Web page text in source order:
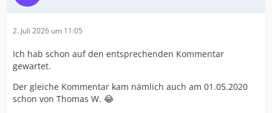
2. Juli 2026 um 11:05
Ich hab schon auf den entsprechenden Kommentar
gewartet.
Der gleiche Kommentar kam nämlich auch am 01.05.2020
schon von Thomas W. 😂